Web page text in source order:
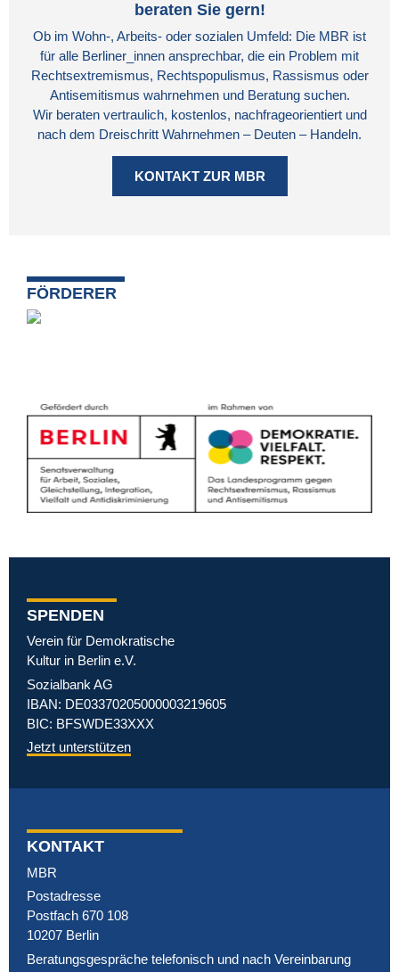
beraten Sie gern!
Ob im Wohn-, Arbeits- oder sozialen Umfeld: Die MBR ist
für alle Berliner_innen ansprechbar, die ein Problem mit
Rechtsextremismus, Rechtspopulismus, Rassismus oder
Antisemitismus wahrnehmen und Beratung suchen.
Wir beraten vertraulich, kostenlos, nachfrageorientiert und
nach dem Dreischritt Wahrnehmen – Deuten – Handeln.
KONTAKT ZUR MBR
FÖRDERER
SPENDEN
Verein für Demokratische
Kultur in Berlin e.V.
Sozialbank AG
IBAN: DE03370205000003219605
BIC: BFSWDE33XXX
Jetzt unterstützen
KONTAKT
MBR
Postadresse
Postfach 670 108
10207 Berlin
Beratungsgespräche telefonisch und nach Vereinbarung